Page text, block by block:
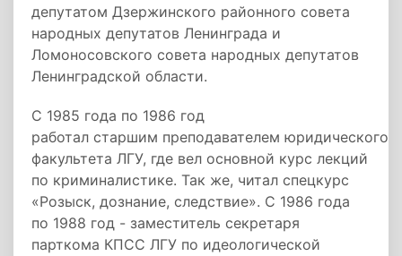
депутатом Дзержинского районного совета
народных депутатов Ленинграда и
Ломоносовского совета народных депутатов
Ленинградской области.
С 1985 года по 1986 год
работал старшим преподавателем юридического
факультета ЛГУ, где вел основной курс лекций
по криминалистике. Так же, читал спецкурс
«Розыск, дознание, следствие». С 1986 года
по 1988 год - заместитель секретаря
парткома КПСС ЛГУ по идеологической